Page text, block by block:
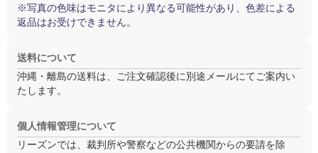
※写真の色味はモニタにより異なる可能性があり、色差による
返品はお受けできません。
送料について
沖縄・離島の送料は、ご注文確認後に別途メールにてご案内い
たします。
個人情報管理について
リーズンでは、裁判所や警察などの公共機関からの要請を除